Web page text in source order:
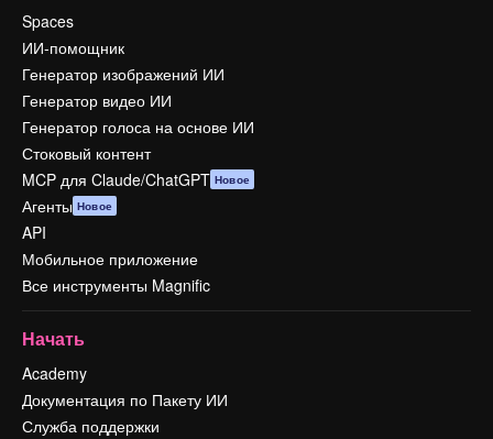
Spaces
ИИ-помощник
Генератор изображений ИИ
Генератор видео ИИ
Генератор голоса на основе ИИ
Стоковый контент
MCP для Claude/ChatGPT Новое
Агенты Новое
API
Мобильное приложение
Все инструменты Magnific
Начать
Academy
Документация по Пакету ИИ
Служба поддержки